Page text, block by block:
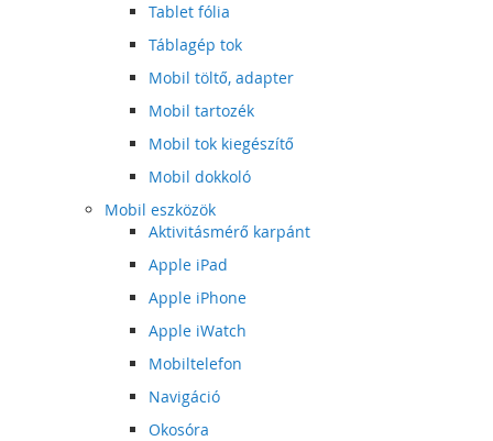
Tablet fólia
Táblagép tok
Mobil töltő, adapter
Mobil tartozék
Mobil tok kiegészítő
Mobil dokkoló
Mobil eszközök
Aktivitásmérő karpánt
Apple iPad
Apple iPhone
Apple iWatch
Mobiltelefon
Navigáció
Okosóra